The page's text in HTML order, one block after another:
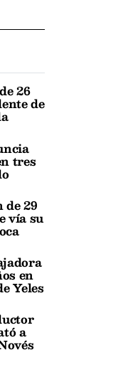
26
de
tres
de 29
vía su
en
Yeles
a